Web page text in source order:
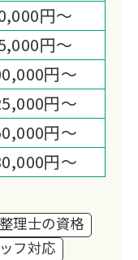
神奈川県・
ります。
にご相談く
心できる遺
円～
円～
円～
円～
円～
円～
理士の資格
フ対応